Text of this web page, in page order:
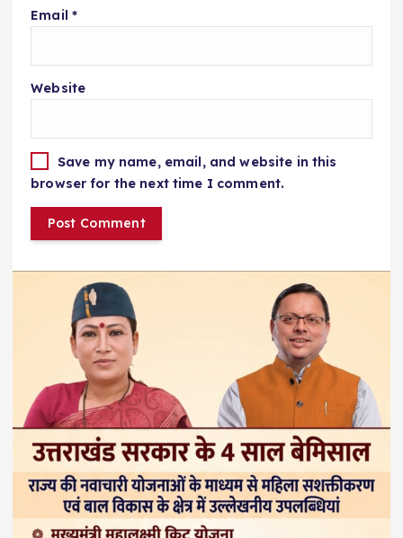
Email *
Website
Save my name, email, and website in this
browser for the next time I comment.